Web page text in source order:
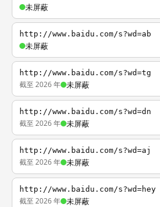
未屏蔽
http://www.baidu.com/s?wd=ab
未屏蔽
http://www.baidu.com/s?wd=tg
截至 2026 年 未屏蔽
http://www.baidu.com/s?wd=dn
截至 2026 年 未屏蔽
http://www.baidu.com/s?wd=aj
截至 2026 年 未屏蔽
http://www.baidu.com/s?wd=hey
截至 2026 年 未屏蔽